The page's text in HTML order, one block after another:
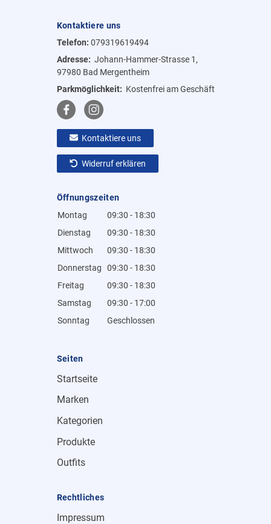
Kontaktiere uns
Telefon: 079319619494
Adresse: Johann-Hammer-Strasse 1,
97980 Bad Mergentheim
Parkmöglichkeit: Kostenfrei am Geschäft
Kontaktiere uns
Widerruf erklären
Öffnungszeiten
Montag
09:30 - 18:30
Dienstag
09:30 - 18:30
Mittwoch
09:30 - 18:30
Donnerstag
09:30 - 18:30
Freitag
09:30 - 18:30
Samstag
09:30 - 17:00
Sonntag
Geschlossen
Seiten
Startseite
Marken
Kategorien
Produkte
Outfits
Rechtliches
Impressum